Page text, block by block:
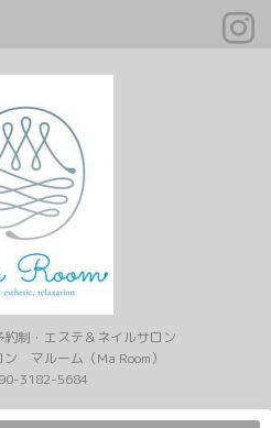
制・エステ＆ネイルサロン
マルーム（Ma Room）
3182-5684